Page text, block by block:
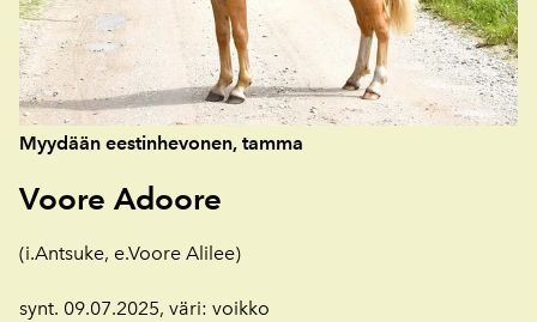
Myydään eestinhevonen, tamma
Voore Adoore
(i.Antsuke, e.Voore Alilee)
synt. 09.07.2025, väri: voikko